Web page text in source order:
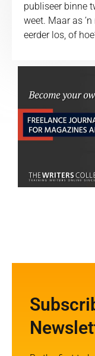
publiseer binne
weet. Maar as
eerder los, of